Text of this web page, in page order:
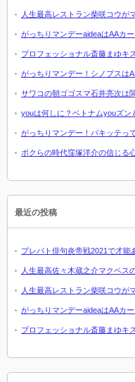
人生最高レストラン柴咲コウが
がっちりマンデーaideaはAAカ
プロフェッショナル斎藤まゆキ
がっちりマンデー！シノプスは
サワコの朝ゴゴスマ石井亮次は
youは何しに？ベトナムyouズン
がっちりマンデー！パキッテっ
ボクらの時代窪塚洋介の信じる
最近の投稿
プレバト俳句炎帝戦2021で才能
人生最高佐々木蔵之介マクベス
人生最高レストラン柴咲コウが
がっちりマンデーaideaはAAカ
プロフェッショナル斎藤まゆキ